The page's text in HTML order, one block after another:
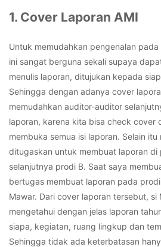
1. Cover Laporan AMI
Untuk memudahkan pengenalan
ini sangat berguna sekali supaya
menulis laporan, ditujukan kepada
Sehingga dengan adanya cover
memudahkan auditor-auditor
laporan, karena kita bisa check cover
membuka semua isi laporan. Selain itu
ditugaskan untuk membuat laporan di
selanjutnya prodi B. Saat saya
bertugas membuat laporan pada
Mawar. Dari cover laporan tersebut, si
mengetahui dengan jelas laporan
siapa, kegiatan, ruang lingkup dan
Sehingga tidak ada keterbatasan